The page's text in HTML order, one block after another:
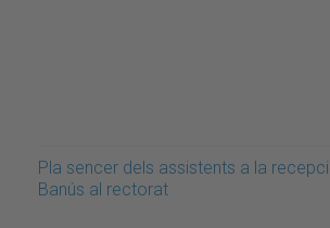
Pla sencer dels assistents a la
Banús al rectorat